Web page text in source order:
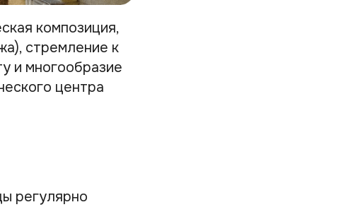
композиция,
стремление к
и многообразие
центра
регулярно